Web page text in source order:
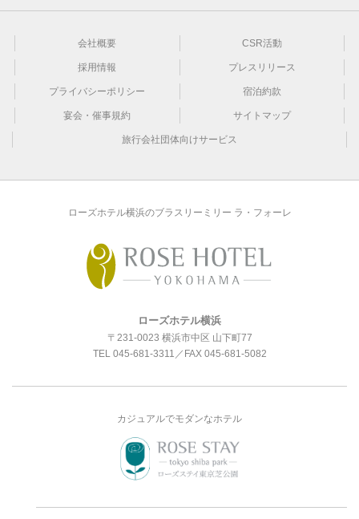
会社概要 CSR活動
採用情報 プレスリリース
プライバシーポリシー 宿泊約款
宴会・催事規約 サイトマップ
旅行会社団体向けサービス
ローズホテル横浜のブラスリーミリー ラ・フォーレ
ローズホテル横浜
〒231-0023 横浜市中区 山下町77
TEL 045-681-3311 ／FAX 045-681-5082
カジュアルでモダンなホテル